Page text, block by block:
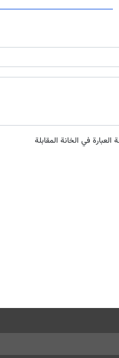
في الخانة المقابلة